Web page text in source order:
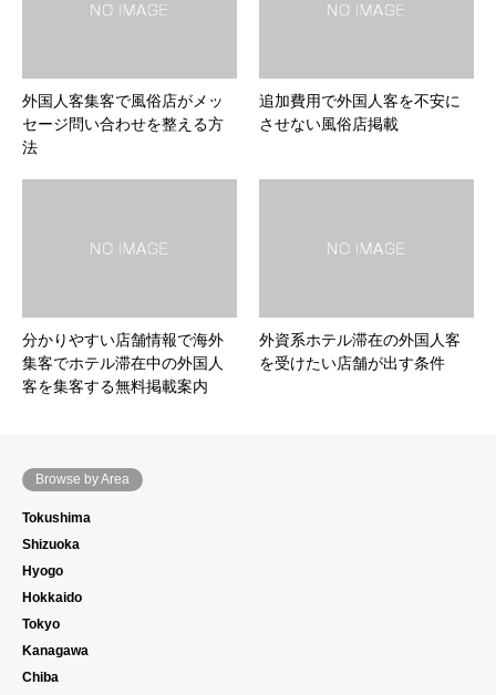
外国人客集客で風俗店がメッ
セージ問い合わせを整える方
法
追加費用で外国人客を不安に
させない風俗店掲載
分かりやすい店舗情報で海外
集客でホテル滞在中の外国人
客を集客する無料掲載案内
外資系ホテル滞在の外国人客
を受けたい店舗が出す条件
Browse by Area
Tokushima
Shizuoka
Hyogo
Hokkaido
Tokyo
Kanagawa
Chiba